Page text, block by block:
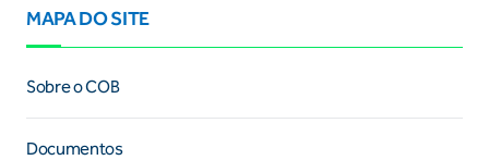
MAPA DO SITE
Sobre o COB
Documentos